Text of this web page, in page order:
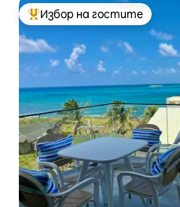
Най-популярен избор на
Избор на гостите